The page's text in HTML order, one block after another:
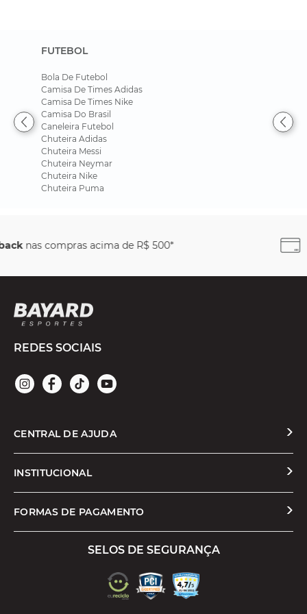
FUTEBOL
Bola De Futebol
Camisa De Times Adidas
Camisa De Times Nike
Camisa Do Brasil
Caneleira Futebol
Chuteira Adidas
Chuteira Messi
Chuteira Neymar
Chuteira Nike
Chuteira Puma
Parcele em até
REDES SOCIAIS
CENTRAL DE AJUDA
Solicitar Troca ou Devolução
Formas de Pagamento
INSTITUCIONAL
Quem Somos
FORMAS DE PAGAMENTO
SELOS DE SEGURANÇA